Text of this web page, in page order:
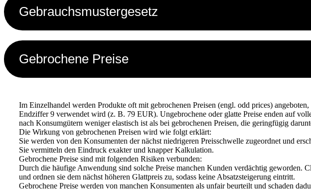
Gebrauchsmustergesetz
Gebrochene Preise
Im Einzelhandel werden Produkte oft mit gebrochenen Preisen (engl. odd prices)
Endziffer 9 verwendet wird (z. B. 79 EUR). Ungebrochene oder glatte Preise enden auf
nach Konsumgütern weniger elastisch ist als bei gebrochenen Preisen, die geringfügig
Die Wirkung von gebrochenen Preisen wird wie folgt erklärt:
Sie werden von den Konsumenten der nächst niedrigeren Preisschwelle zugeordnet und
Sie vermitteln den Eindruck exakter und knapper Kalkulation.
Gebrochene Preise sind mit folgenden Risiken verbunden:
Durch die häufige Anwendung sind solche Preise manchen Kunden verdächtig geworden.
und ordnen sie dem nächst höheren Glattpreis zu, sodass keine Absatzsteigerung eintritt.
Gebrochene Preise werden von manchen Konsumenten als unfair beurteilt und schaden